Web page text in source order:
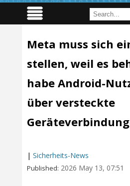
Meta muss sich
stellen, weil es
habe Android-
über versteckte
| Sicherheits-News
Published: 2026 May 13, 07:51